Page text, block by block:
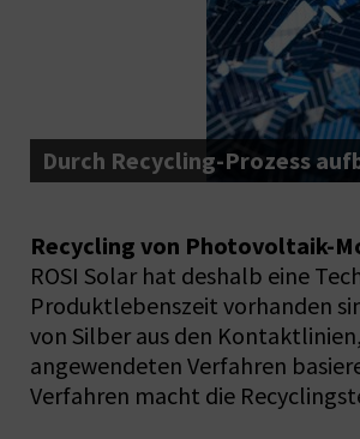
Durch Recycling-Prozess
Recycling von Photovoltaik-
ROSI Solar hat deshalb eine
Produktlebenszeit vorhanden
von Silber aus den
angewendeten Verfahren
Verfahren macht die